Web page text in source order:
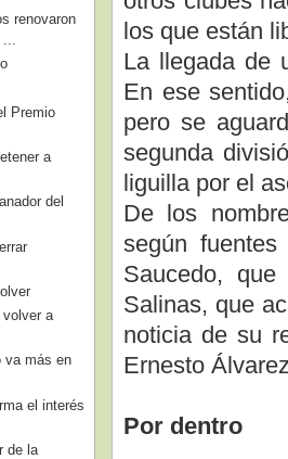
los que están
La llegada de
En ese
pero se
segunda
liguilla por el
De los
según
Saucedo,
Salinas, que
noticia de su
Ernesto
Por dentro
renovaron
...
Premio
a
del
volver a
va más en
el interés
de la